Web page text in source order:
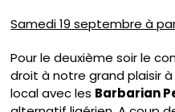
Samedi 19 septembre à
Pour le deuxième soir le
droit à notre grand plaisir
local avec les Barbarian